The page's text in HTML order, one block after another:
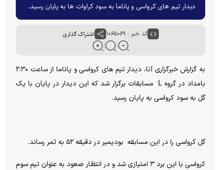
دیدار تیم های کرواسی و پاناما به سود کرا‌وات ها به پایان رسید.
کد خبر : ۱۰۶۵۰۶۹ اشتراک گذاری
به گزارش خبرگزاری آنا، دیدار تیم های کرواسی و پاناما از ساعت ۲:۳۰
بامداد در گروه L مسابقات برگزار شد که این دیدار در پایان با یک
گل به سود کرواسی به پایان رسید.
گل کرواسی را در این مسابقه بودیمیر در دقیقه ۵۲ به ثمر رساند.
کرواسی با این برد ۳ امتیازی شد و در انتظار صعود به عنوان تیم سوم